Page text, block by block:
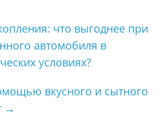
что выгоднее при
автомобиля в
условиях?
вкусного и сытного
→